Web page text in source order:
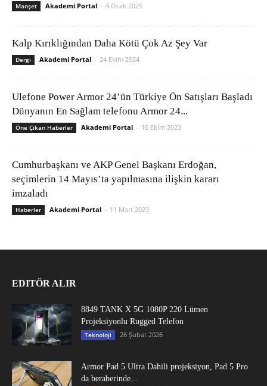
Manşet Akademi Portal - 4 Ocak 2025
Kalp Kırıklığından Daha Kötü Çok Az Şey Var
Dergi Akademi Portal - 24 Ekim 2024
Ulefone Power Armor 24’ün Türkiye Ön Satışları Başladı
Dünyanın En Sağlam telefonu Armor 24...
Öne Çıkan Haberler Akademi Portal - 16 Ekim 2023
Cumhurbaşkanı ve AKP Genel Başkanı Erdoğan,
seçimlerin 14 Mayıs’ta yapılmasına ilişkin kararı
imzaladı
Haberler Akademi Portal - 11 Mart 2023
EDITÖR ALIR
8849 TANK X 5G 1080P 220 Lümen
Projeksiyonlu Rugged Telefon
Teknoloji 26 Şubat 2026
Armor Pad 5 Ultra Dahili projeksiyon, Pad 5 Pro
da beraberinde...